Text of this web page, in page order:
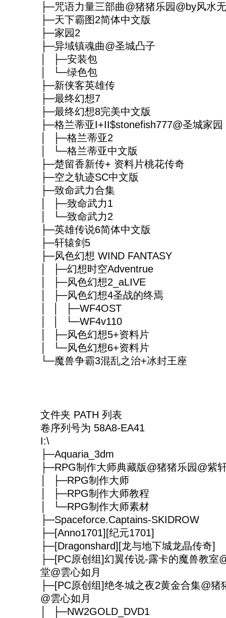
├─咒语力量三部曲@猪猪乐园@by风水
├─天下霸图2简体中文版
├─家园2
├─异域镇魂曲@圣城凸子
│ ├─安装包
│ └─绿色包
├─新侠客英雄传
├─最终幻想7
├─最终幻想8完美中文版
├─格兰蒂亚I+II$stonefish777@圣城家园
│ ├─格兰蒂亚2
│ └─格兰蒂亚中文版
├─楚留香新传+ 资料片桃花传奇
├─空之轨迹SC中文版
├─致命武力合集
│ ├─致命武力1
│ └─致命武力2
├─英雄传说6简体中文版
├─轩辕剑5
├─风色幻想 WIND FANTASY
│ ├─幻想时空Adventrue
│ ├─风色幻想2_aLIVE
│ ├─风色幻想4圣战的终焉
│ │ ├─WF4OST
│ │ └─WF4v110
│ ├─风色幻想5+资料片
│ └─风色幻想6+资料片
└─魔兽争霸3混乱之治+冰封王座
文件夹 PATH 列表
卷序列号为 58A8-EA41
I:\
├─Aquaria_3dm
├─RPG制作大师典藏版@猪猪乐园@紫
│ ├─RPG制作大师
│ ├─RPG制作大师教程
│ └─RPG制作大师素材
├─Spaceforce.Captains-SKIDROW
├─[Anno1701][纪元1701]
├─[Dragonshard][龙与地下城龙晶传奇]
├─[PC原创组]幻翼传说-露卡的魔兽教室
堂@雲心如月
├─[PC原创组]绝冬城之夜2黄金合集@猪
@雲心如月
│ ├─NW2GOLD_DVD1